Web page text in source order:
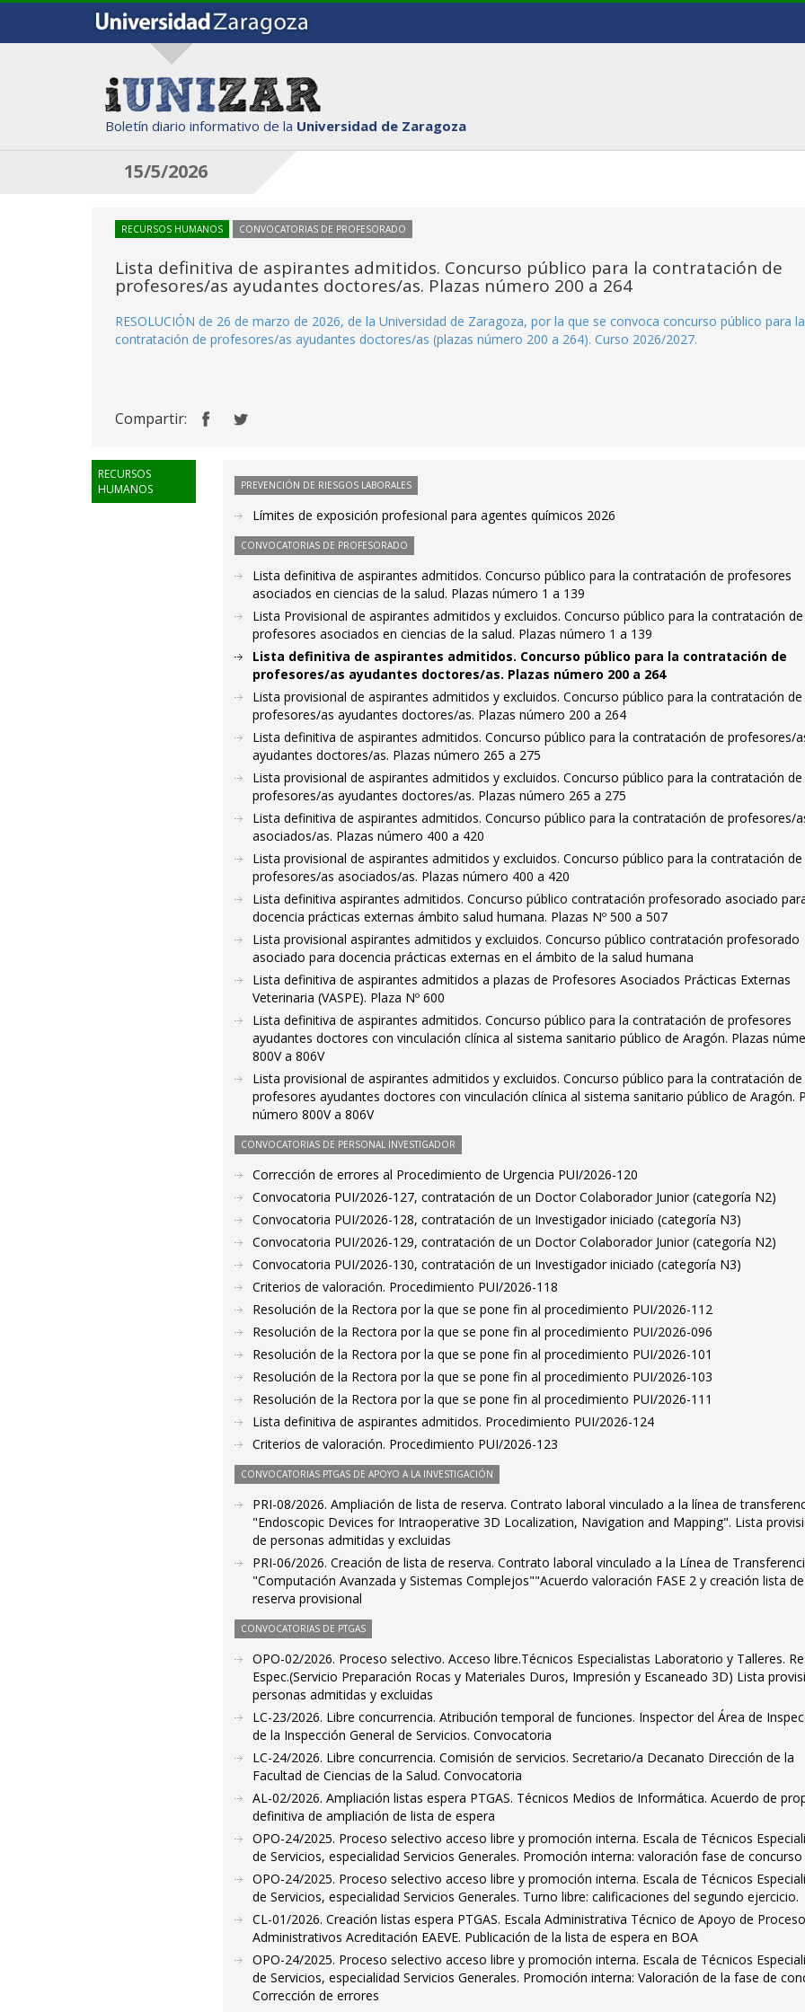
Boletín diario informativo de la Universidad de Zaragoza
15/5/2026
RECURSOS HUMANOS CONVOCATORIAS DE PROFESORADO
Lista definitiva de aspirantes admitidos. Concurso público para la contratación de
profesores/as ayudantes doctores/as. Plazas número 200 a 264
RESOLUCIÓN de 26 de marzo de 2026, de la Universidad de Zaragoza, por la que se convoca concurso público para la
contratación de profesores/as ayudantes doctores/as (plazas número 200 a 264). Curso 2026/2027.
Compartir:
RECURSOS
HUMANOS
PREVENCIÓN DE RIESGOS LABORALES
Límites de exposición profesional para agentes químicos 2026
CONVOCATORIAS DE PROFESORADO
Lista definitiva de aspirantes admitidos. Concurso público para la contratación de profesores
asociados en ciencias de la salud. Plazas número 1 a 139
Lista Provisional de aspirantes admitidos y excluidos. Concurso público para la contratación de
profesores asociados en ciencias de la salud. Plazas número 1 a 139
Lista definitiva de aspirantes admitidos. Concurso público para la contratación de
profesores/as ayudantes doctores/as. Plazas número 200 a 264
Lista provisional de aspirantes admitidos y excluidos. Concurso público para la contratación de
profesores/as ayudantes doctores/as. Plazas número 200 a 264
Lista definitiva de aspirantes admitidos. Concurso público para la contratación de profesores/
ayudantes doctores/as. Plazas número 265 a 275
Lista provisional de aspirantes admitidos y excluidos. Concurso público para la contratación de
profesores/as ayudantes doctores/as. Plazas número 265 a 275
Lista definitiva de aspirantes admitidos. Concurso público para la contratación de profesores/
asociados/as. Plazas número 400 a 420
Lista provisional de aspirantes admitidos y excluidos. Concurso público para la contratación de
profesores/as asociados/as. Plazas número 400 a 420
Lista definitiva aspirantes admitidos. Concurso público contratación profesorado asociado
docencia prácticas externas ámbito salud humana. Plazas Nº 500 a 507
Lista provisional aspirantes admitidos y excluidos. Concurso público contratación profesorado
asociado para docencia prácticas externas en el ámbito de la salud humana
Lista definitiva de aspirantes admitidos a plazas de Profesores Asociados Prácticas Externas
Veterinaria (VASPE). Plaza Nº 600
Lista definitiva de aspirantes admitidos. Concurso público para la contratación de profesores
ayudantes doctores con vinculación clínica al sistema sanitario público de Aragón. Plazas
800V a 806V
Lista provisional de aspirantes admitidos y excluidos. Concurso público para la contratación de
profesores ayudantes doctores con vinculación clínica al sistema sanitario público de Aragón.
número 800V a 806V
CONVOCATORIAS DE PERSONAL INVESTIGADOR
Corrección de errores al Procedimiento de Urgencia PUI/2026-120
Convocatoria PUI/2026-127, contratación de un Doctor Colaborador Junior (categoría N2)
Convocatoria PUI/2026-128, contratación de un Investigador iniciado (categoría N3)
Convocatoria PUI/2026-129, contratación de un Doctor Colaborador Junior (categoría N2)
Convocatoria PUI/2026-130, contratación de un Investigador iniciado (categoría N3)
Criterios de valoración. Procedimiento PUI/2026-118
Resolución de la Rectora por la que se pone fin al procedimiento PUI/2026-112
Resolución de la Rectora por la que se pone fin al procedimiento PUI/2026-096
Resolución de la Rectora por la que se pone fin al procedimiento PUI/2026-101
Resolución de la Rectora por la que se pone fin al procedimiento PUI/2026-103
Resolución de la Rectora por la que se pone fin al procedimiento PUI/2026-111
Lista definitiva de aspirantes admitidos. Procedimiento PUI/2026-124
Criterios de valoración. Procedimiento PUI/2026-123
CONVOCATORIAS PTGAS DE APOYO A LA INVESTIGACIÓN
PRI-08/2026. Ampliación de lista de reserva. Contrato laboral vinculado a la línea de
"Endoscopic Devices for Intraoperative 3D Localization, Navigation and Mapping". Lista
de personas admitidas y excluidas
PRI-06/2026. Creación de lista de reserva. Contrato laboral vinculado a la Línea de
"Computación Avanzada y Sistemas Complejos""Acuerdo valoración FASE 2 y creación lista de
reserva provisional
CONVOCATORIAS DE PTGAS
OPO-02/2026. Proceso selectivo. Acceso libre.Técnicos Especialistas Laboratorio y Talleres.
Espec.(Servicio Preparación Rocas y Materiales Duros, Impresión y Escaneado 3D) Lista
personas admitidas y excluidas
LC-23/2026. Libre concurrencia. Atribución temporal de funciones. Inspector del Área de
de la Inspección General de Servicios. Convocatoria
LC-24/2026. Libre concurrencia. Comisión de servicios. Secretario/a Decanato Dirección de la
Facultad de Ciencias de la Salud. Convocatoria
AL-02/2026. Ampliación listas espera PTGAS. Técnicos Medios de Informática. Acuerdo de
definitiva de ampliación de lista de espera
OPO-24/2025. Proceso selectivo acceso libre y promoción interna. Escala de Técnicos
de Servicios, especialidad Servicios Generales. Promoción interna: valoración fase de concurso
OPO-24/2025. Proceso selectivo acceso libre y promoción interna. Escala de Técnicos
de Servicios, especialidad Servicios Generales. Turno libre: calificaciones del segundo ejercicio.
CL-01/2026. Creación listas espera PTGAS. Escala Administrativa Técnico de Apoyo de
Administrativos Acreditación EAEVE. Publicación de la lista de espera en BOA
OPO-24/2025. Proceso selectivo acceso libre y promoción interna. Escala de Técnicos
de Servicios, especialidad Servicios Generales. Promoción interna: Valoración de la fase de
Corrección de errores